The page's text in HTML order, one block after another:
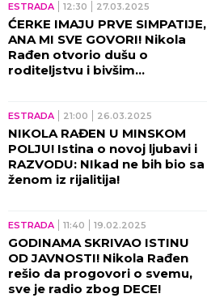
ESTRADA 12:30 27.03.2025
ĆERKE IMAJU PRVE SIMPATIJE,
ANA MI SVE GOVORI! Nikola
Rađen otvorio dušu o
roditeljstvu i bivšim
ESTRADA 21:00 26.03.2025
NIKOLA RAĐEN U MINSKOM
POLJU! Istina o novoj ljubavi i
RAZVODU: NIkad ne bih bio sa
ženom iz rijalitija!
ESTRADA 11:40 19.02.2025
GODINAMA SKRIVAO ISTINU
OD JAVNOSTI! Nikola Rađen
rešio da progovori o svemu,
sve je radio zbog DECE!